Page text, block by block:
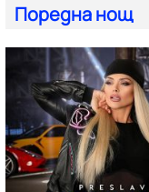
Поредна нощ